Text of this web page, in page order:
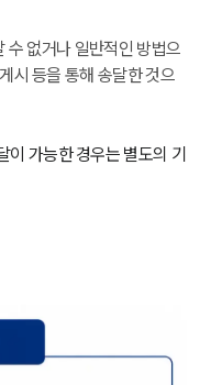
사
예약
없거나 일반적인 방법으
시 등을 통해 송달한 것으
이 가능한 경우는 별도의 기